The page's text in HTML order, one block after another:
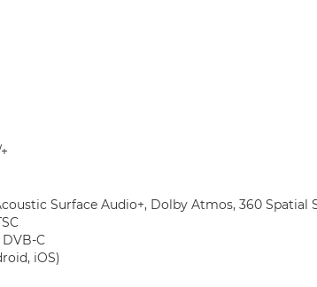
Surface Audio+, Dolby Atmos, 360 Spatial
C
iOS)